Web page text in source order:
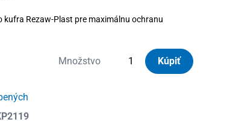
kufra Rezaw-Plast pre maximálnu ochranu
Množstvo
množstvo
Kúpiť